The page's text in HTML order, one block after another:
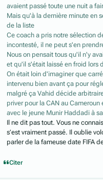
avaient passé toute une nuit a
Mais qu'à la dernière minute en
de la liste
Ce coach a pris notre sélection
incontesté, il ne peut s'en
Nous on pensait tous qu'il n'y
et qu'il s'était laissé en froid lors
On était loin d'imaginer que
intervenu bien avant ça pour
malgré ça Vahid décide
priver pour la CAN au
avec le jeune Munir Haddadi à
Il ne dit pas tout. Vous ne
s’est vraiment passé. Il oublie
parler de la fameuse date FIFA
Citer